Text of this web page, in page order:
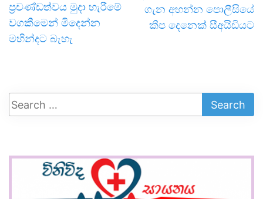
ප්‍රචණ්ඩත්වය මුදා හැරීමේ
වගකීමෙන් මිදෙන්න
මහින්දට බැහැ
ගැන අහන්න පොලීසියේ
කීප දෙනෙක් සීඅයිඩියට